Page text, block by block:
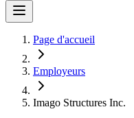
Page d'accueil
Employeurs
Imago Structures Inc.